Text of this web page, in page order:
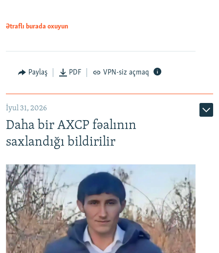
Ətraflı burada oxuyun
Paylaş PDF VPN-siz açmaq
İyul 31, 2026
Daha bir AXCP fəalının
saxlandığı bildirilir